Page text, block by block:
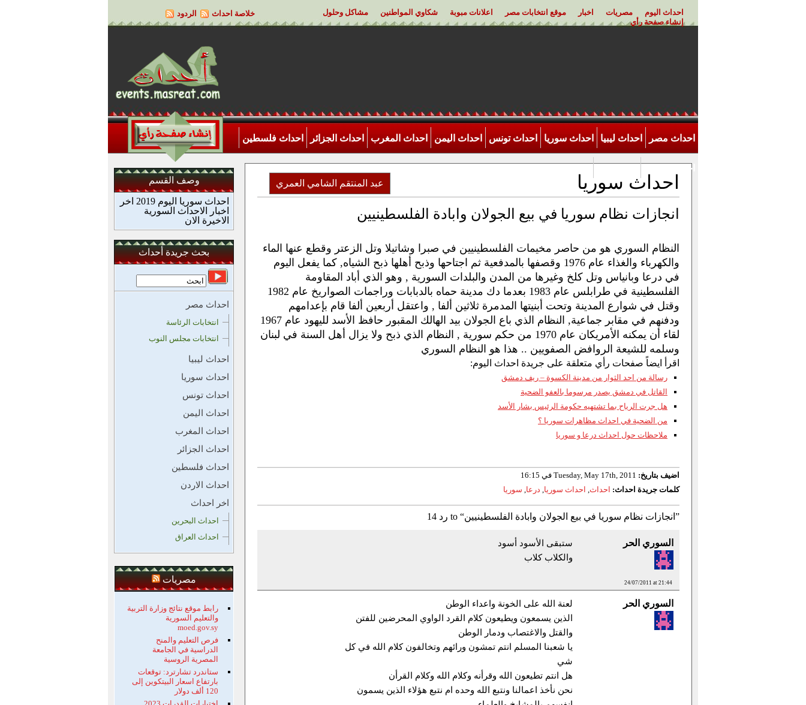
احداث اليوم مصريات اخبار موقع انتخابات مصر اعلانات مبوبة شكاوي المواطنين
مشاكل وحلول
إنشاء صفحة رأي
خلاصة احداث الردود
احداث مصر احداث ليبيا احداث سوريا احداث تونس احداث اليمن احداث المغرب احداث الجزائر احداث فلسطين
احداث الاردن
عبد المنتقم الشامي العمري
احداث سوريا
انجازات نظام سوريا في بيع الجولان وابادة الفلسطينيين
النظام السوري هو من حاصر مخيمات الفلسطينيين في صبرا وشاتيلا وتل الزعتر وقطع عنها الماء
والكهرباء والغذاء عام 1976 وقصفها بالمدفعية ثم اجتاحها وذبح أهلها ذبح الشياه, كما يفعل اليوم
في درعا وبانياس وتل كلخ وغيرها من المدن والبلدات السورية , وهو الذي أباد المقاومة
الفلسطينية في طرابلس عام 1983 بعدما دك مدينة حماه بالدبابات وراجمات الصواريخ عام 1982
وقتل في شوارع المدينة وتحت أبنيتها المدمرة ثلاثين ألفا , واعتقل أربعين ألفا قام بإعدامهم
ودفنهم في مقابر جماعية, النظام الذي باع الجولان بيد الهالك المقبور حافظ الأسد لليهود عام 1967
لقاء أن يمكنه الأمريكان عام 1970 من حكم سورية , النظام الذي ذبح ولا يزال أهل السنة في لبنان
وسلمه للشيعة الروافض الصفويين .. هذا هو النظام السوري
اقرأ ايضاً صفحات رأي متعلقة على جريدة احداث اليوم:
رسالة من احد الثوار من مدينة الكسوة – ريف دمشق
القاتل في دمشق يصدر مرسوما بالعفو الضحية
هل جرت الرياح بما تشتهيه حكومة الرئيس بشار الأسد
من الضحية في احداث مظاهرات سوريا ؟
ملاحظات حول احداث درعا و سوريا
اضيف بتاريخ:
كلمات جريدة احداث: احداث, احداث سوريا, درعا, سوريا
14 رد to “انجازات نظام سوريا في بيع الجولان وابادة الفلسطينيين”
السوري الحر
24/07/2011 at 21:44
ستبقى الأسود أسود
والكلاب كلاب
السوري الحر
لعنة الله على الخونة واعداء الوطن
الذين يسمعون ويطيعون كلام القرد الواوي المحرضين للفتن
والقتل والاغتصاب ودمار الوطن
يا شعبنا المسلم انتم تمشون ورائهم وتخالفون كلام الله في كل
شي
هل انتم تطيعون الله وقرأنه وكلام الله وكلام القرأن
نحن نأخذ اعمالنا ونتبع الله وحده ام نتبع هؤلاء الذين يسمون
وصف القسم
احداث سوريا اليوم 2019 اخر
اخبار الاحداث السورية
الاخيرة الان
بحث جريدة أحداث
احداث مصر
انتخابات الرئاسة
انتخابات مجلس النوب
احداث ليبيا
احداث سوريا
احداث تونس
احداث اليمن
احداث المغرب
احداث الجزائر
احداث فلسطين
احداث الاردن
اخر احداث
احداث البحرين
احداث العراق
مصريات
رابط موقع نتائج وزارة التربية
والتعليم السورية
moed.gov.sy
فرص التعليم والمنح
الدراسية في الجامعة
المصرية الروسية
ستاندرد تشارترد: توقعات
بارتفاع اسعار البيتكوين إلى
120 ألف دولار